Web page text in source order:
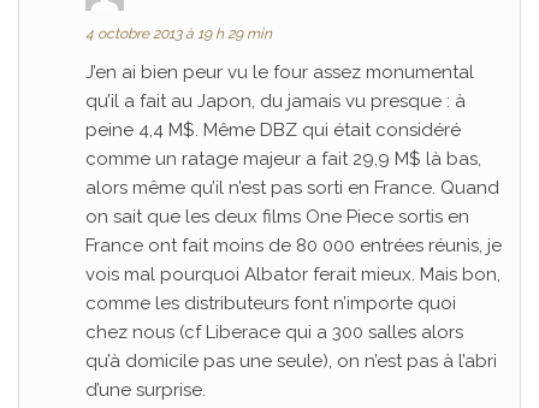
4 octobre 2013 à 19 h 29 min
J’en ai bien peur vu le four assez monumental
qu’il a fait au Japon, du jamais vu presque : à
peine 4,4 M$. Même DBZ qui était considéré
comme un ratage majeur a fait 29,9 M$ là bas,
alors même qu’il n’est pas sorti en France. Quand
on sait que les deux films One Piece sortis en
France ont fait moins de 80 000 entrées réunis, je
vois mal pourquoi Albator ferait mieux. Mais bon,
comme les distributeurs font n’importe quoi
chez nous (cf Liberace qui a 300 salles alors
qu’à domicile pas une seule), on n’est pas à l’abri
d’une surprise.